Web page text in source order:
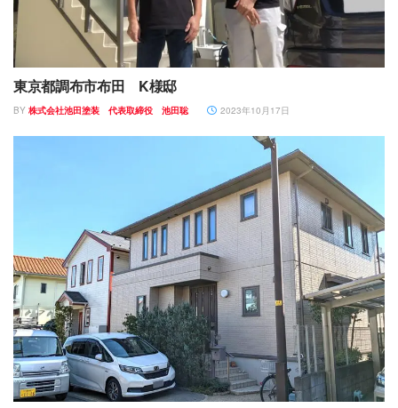
東京都調布市布田 K様邸
BY 株式会社池田塗装 代表取締役 池田聡 2023年10月17日